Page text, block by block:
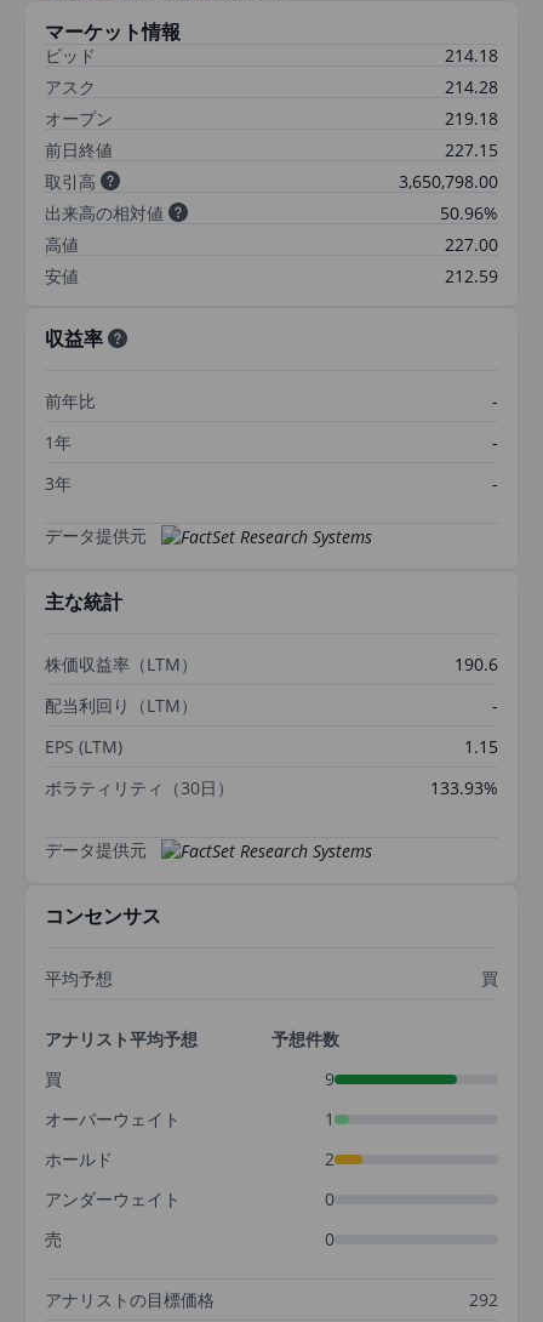
マーケット情報
ビッド
214.18
アスク
214.28
オープン
219.18
前日終値
227.15
取引高
3,650,798.00
出来高の相対値
50.96%
高値
227.00
安値
212.59
収益率
前年比
-
1年
-
3年
-
データ提供元
主な統計
株価収益率（LTM）
190.6
配当利回り（LTM）
-
EPS (LTM)
1.15
ボラティリティ（30日）
133.93%
データ提供元
コンセンサス
平均予想 買
アナリスト平均予想
予想件数
買
9
オーバーウェイト
1
ホールド
2
アンダーウェイト
0
売
0
アナリストの目標価格 292